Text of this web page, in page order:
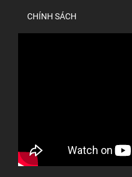
CHÍNH SÁCH